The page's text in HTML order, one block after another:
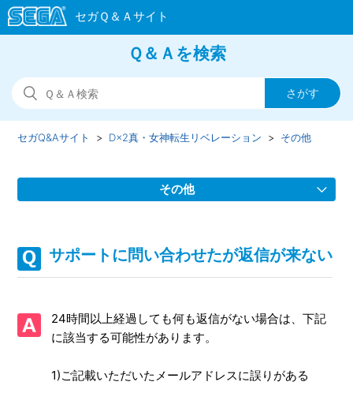
Ｑ＆Ａを検索
セガQ&Aサイト D×2真・女神転生リベレーション その他
その他
サポートに問い合わせたが返信が来ない
AR機能対応端末について
不正行為・迷惑行為を報告したい
意見要望を送りたい
サポートに問い合わせたが返信が来ない
24時間以上経過しても何も返信がない場合は、下記
に該当する可能性があります。
1)ご記載いただいたメールアドレスに誤りがある